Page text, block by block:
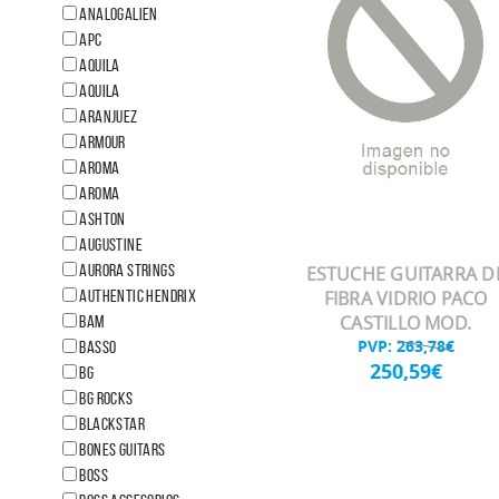
ANALOGALIEN
APC
AQUILA
AQUILA
Aranjuez
ARMOUR
AROMA
AROMA
ASHTON
AUGUSTINE
AURORA STRINGS
AUTHENTIC HENDRIX
Bam
BASSO
BG
BG ROCKS
BLACKSTAR
Bones Guitars
BOSS
ESTUCHE GUITARRA
FIBRA VIDRIO PACO
CASTILLO MOD.
PVP: 263,78€
250,59€